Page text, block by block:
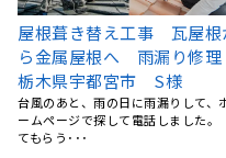
宇都宮市 屋根塗装
飛び込み営業に屋根の汚れを指摘さ
れ、勧誘も受けたものの高額で不安を
感じたので、ネットで調べ、･･･